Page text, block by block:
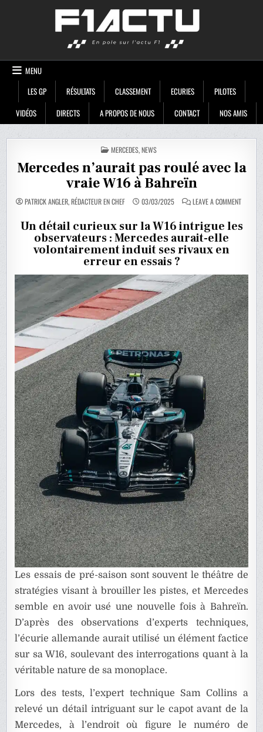
MENU
LES GP
RÉSULTATS CLASSEMENT ECURIES
PILOTES
VIDÉOS
DIRECTS A PROPOS DE NOUS CONTACT NOS AMIS
POSTED
IN
MERCEDES,NEWS
Mercedes n’aurait pas roulé avec la
vraie W16 à Bahreïn
PATRICK ANGLER, RÉDACTEUR EN CHEF 03/03/2025 LEAVE A COMMENTON
PAS
ROULÉ
Un détail curieux sur la W16 intrigue les
observateurs : Mercedes aurait-elle
volontairement induit ses rivaux en
erreur en essais ?
Les essais de pré-saison sont souvent le théâtre de
stratégies visant à brouiller les pistes, et Mercedes
semble en avoir usé une nouvelle fois à Bahreïn.
D’après des observations d’experts techniques,
l’écurie allemande aurait utilisé un élément factice
sur sa W16, soulevant des interrogations quant à la
véritable nature de sa monoplace.
Lors des tests, l’expert technique Sam Collins a
relevé un détail intriguant sur le capot avant de la
Mercedes, à l’endroit où figure le numéro de